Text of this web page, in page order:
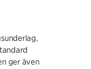
ger även